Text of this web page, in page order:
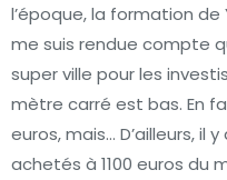
l’époque, la formation de
me suis rendue compte
super ville pour les
mètre carré est bas. En
euros, mais… D’ailleurs, il
achetés à 1100 euros du